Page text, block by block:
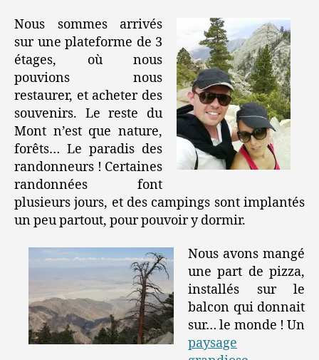
Nous sommes arrivés
sur une plateforme de 3
étages, où nous
pouvions nous
restaurer, et acheter des
souvenirs. Le reste du
Mont n’est que nature,
forêts… Le paradis des
randonneurs ! Certaines
randonnées font
plusieurs jours, et des campings sont implantés
un peu partout, pour pouvoir y dormir.
Nous avons mangé
une part de pizza,
installés sur le
balcon qui donnait
sur… le monde ! Un
paysage